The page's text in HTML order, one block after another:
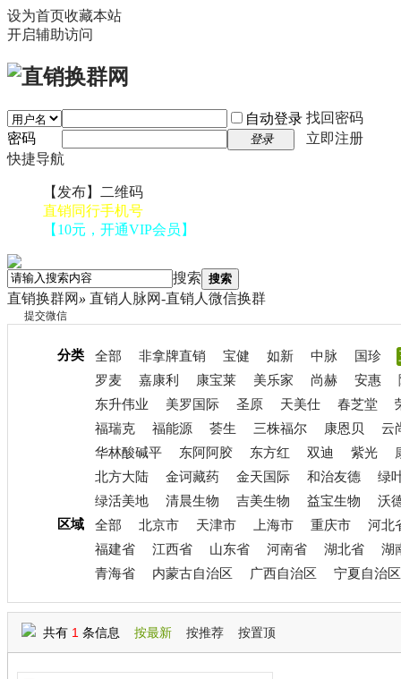
设为首页收藏本站
开启辅助访问
自动登录 找回密码
密码
登录
立即注册
快捷导航
【发布】二维码
直销同行手机号
【10元，开通VIP会员】
搜索 搜索
直销换群网 » 直销人脉网-直销人微信换群
提交微信
分类 全部 非拿牌直销 宝健 如新 中脉 国珍
罗麦
嘉康利 康宝莱 美乐家 尚赫 安惠
东升伟业
美罗国际 圣原 天美仕 春芝堂
福瑞克
福能源 荟生 三株福尔 康恩贝
云
华林酸碱平
东阿阿胶 东方红 双迪 紫光
北方大陆
金诃藏药 金天国际 和治友德
绿
绿活美地
清晨生物 吉美生物 益宝生物
沃
区域
全部 北京市 天津市 上海市 重庆市
河北
福建省
江西省 山东省 河南省 湖北省
湖
青海省
内蒙古自治区 广西自治区 宁夏自治区
共有 1 条信息 按最新 按推荐 按置顶